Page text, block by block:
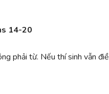
14-20
phải từ. Nếu thí sinh vẫn